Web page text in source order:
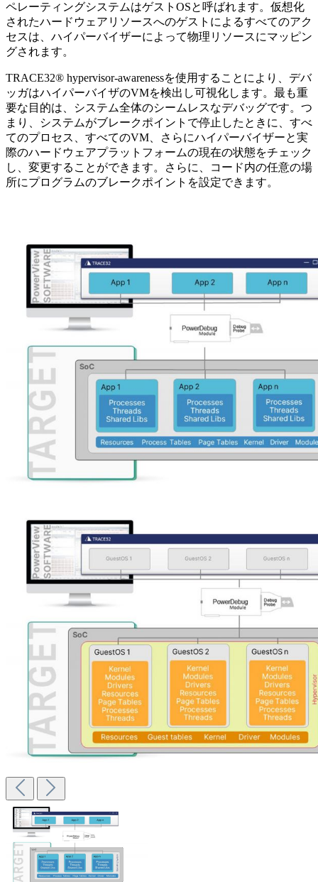
ペレーティングシステムはゲストOSと呼ばれます。仮想化
されたハードウェアリソースへのゲストによるすべてのアク
セスは、ハイパーバイザーによって物理リソースにマッピン
グされます。
TRACE32® hypervisor-awarenessを使用することにより、デバ
ッガはハイパーバイザのVMを検出し可視化します。最も重
要な目的は、システム全体のシームレスなデバッグです。つ
まり、システムがブレークポイントで停止したときに、すべ
てのプロセス、すべてのVM、さらにハイパーバイザーと実
際のハードウェアプラットフォームの現在の状態をチェック
し、変更することができます。さらに、コード内の任意の場
所にプログラムのブレークポイントを設定できます。